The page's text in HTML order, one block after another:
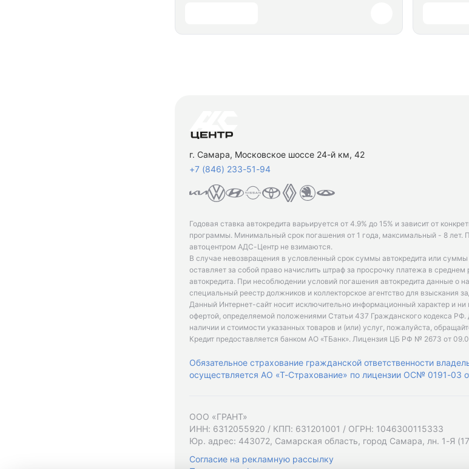
г. Самара, Московское шоссе 24-й км, 42
+7 (846) 233-51-94
Годовая ставка автокредита варьируется от 4.9% до 15% и зависит от
программы. Минимальный срок погашения от 1 года, максимальный - 8 лет.
автоцентром АДС-Центр не взимаются.
В случае невозвращения в условленный срок суммы автокредита или суммы
оставляет за собой право начислить штраф за просрочку платежа в
автокредита. При несоблюдении условий погашения автокредита данные о
специальный реестр должников и коллекторское агентство для взыскания
Данный Интернет-сайт носит исключительно информационный характер и ни
офертой, определяемой положениями Статьи 437 Гражданского кодекса
наличии и стоимости указанных товаров и (или) услуг, пожалуйста,
Кредит предоставляется банком АО «ТБанк». Лицензия ЦБ РФ № 2673 от
Обязательное страхование гражданской ответственности
осуществляется АО «Т-Страхование» по лицензии ОС№ 0191-03
ООО «ГРАНТ»
ИНН: 6312055920 / КПП: 631201001 / ОГРН: 1046300115333
Юр. адрес: 443072, Самарская область, город Самара, лн. 1-Я
Согласие на рекламную рассылку